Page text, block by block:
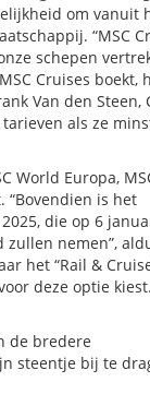
om vanuit
“MSC
schepen
Cruises boekt,
Van den Steen,
als ze
World Europa,
“Bovendien is het
die op 6
nemen”,
het “Rail &
deze optie
de bredere
steentje bij te